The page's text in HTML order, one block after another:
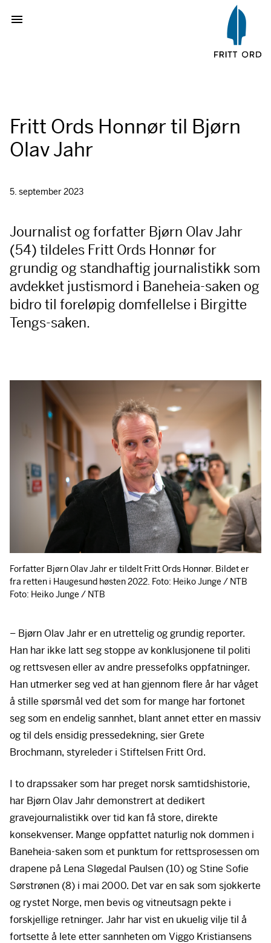
Fritt Ords Honnør til Bjørn
Olav Jahr
5. september 2023
Journalist og forfatter Bjørn Olav Jahr
(54) tildeles Fritt Ords Honnør for
grundig og standhaftig journalistikk som
avdekket justismord i Baneheia-saken og
bidro til foreløpig domfellelse i Birgitte
Tengs-saken.
Forfatter Bjørn Olav Jahr er tildelt Fritt Ords Honnør. Bildet er
fra retten i Haugesund høsten 2022. Foto: Heiko Junge / NTB
Foto: Heiko Junge / NTB
– Bjørn Olav Jahr er en utrettelig og grundig reporter.
Han har ikke latt seg stoppe av konklusjonene til politi
og rettsvesen eller av andre pressefolks oppfatninger.
Han utmerker seg ved at han gjennom flere år har våget
å stille spørsmål ved det som for mange har fortonet
seg som en endelig sannhet, blant annet etter en massiv
og til dels ensidig pressedekning, sier Grete
Brochmann, styreleder i Stiftelsen Fritt Ord.
I to drapssaker som har preget norsk samtidshistorie,
har Bjørn Olav Jahr demonstrert at dedikert
gravejournalistikk over tid kan få store, direkte
konsekvenser. Mange oppfattet naturlig nok dommen i
Baneheia-saken som et punktum for rettsprosessen om
drapene på Lena Sløgedal Paulsen (10) og Stine Sofie
Sørstrønen (8) i mai 2000. Det var en sak som sjokkerte
og rystet Norge, men bevis og vitneutsagn pekte i
forskjellige retninger. Jahr har vist en ukuelig vilje til å
fortsette å lete etter sannheten om Viggo Kristiansens